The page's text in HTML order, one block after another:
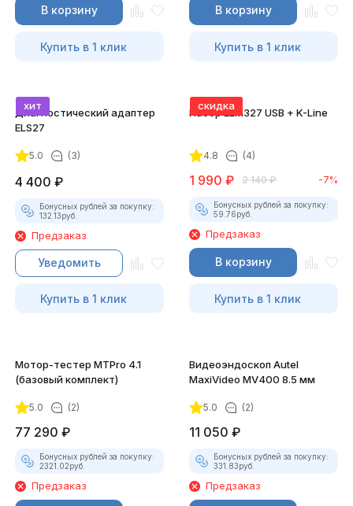
В корзину
Купить в 1 клик
В корзину
Купить в 1 клик
хит
Диагностический адаптер
ELS27
5.0 (3)
4 400 ₽
Бонусных рублей за покупку:
132.13руб.
Предзаказ
Уведомить
Купить в 1 клик
скидка
Набор ELM327 USB + K-Line
4.8 (4)
1 990 ₽ 2 140 ₽ -7%
Бонусных рублей за покупку:
59.76руб.
Предзаказ
В корзину
Купить в 1 клик
Мотор-тестер MTPro 4.1
(базовый комплект)
5.0 (2)
77 290 ₽
Бонусных рублей за покупку:
2321.02руб.
Предзаказ
Видеоэндоскоп Autel
MaxiVideo MV400 8.5 мм
5.0 (2)
11 050 ₽
Бонусных рублей за покупку:
331.83руб.
Предзаказ